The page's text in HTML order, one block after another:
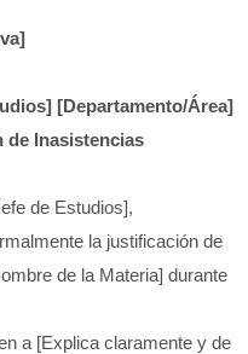
[Departamento/Área]
Inasistencias
de Estudios],
la justificación de
de la Materia] durante
a [Explica claramente y de